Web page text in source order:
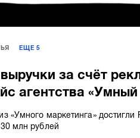
ЕЩЕ5
за счёт
агентства
«Умного маркетинга» достигли
млн рублей